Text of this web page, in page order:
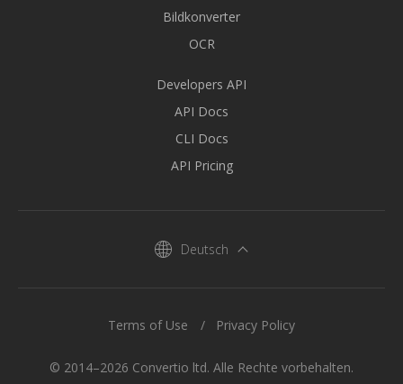
Bildkonverter
OCR
Developers API
API Docs
CLI Docs
API Pricing
Deutsch
© 2014–2026 Convertio ltd. Alle Rechte vorbehalten.
Terms of Use Privacy Policy